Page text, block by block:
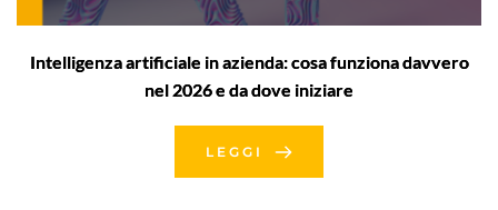
Intelligenza artificiale in azienda: cosa funziona davvero
nel 2026 e da dove iniziare
LEGGI